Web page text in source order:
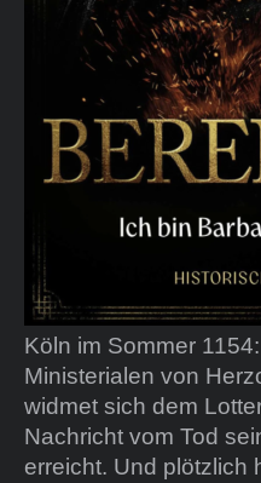
Köln im Sommer
Ministerialen von
widmet sich dem
Nachricht vom Tod
erreicht. Und plötzlich